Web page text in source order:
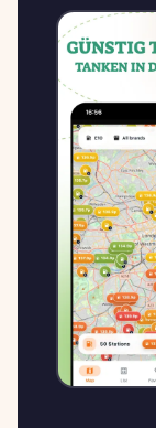
E
ESSO
E
Esso
ESSO
E
Esso
ESSO